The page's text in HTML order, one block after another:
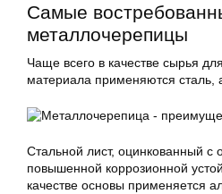
Самые
металлочерепицы
Чаще всего в качестве сырья
материала применяются сталь,
Стальной лист, оцинкованный с
повышенной коррозионной
качестве основы применяется